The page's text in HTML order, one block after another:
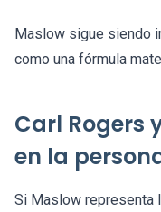
Maslow sigue siendo
como una fórmula
Carl Rogers
en la
Si Maslow representa